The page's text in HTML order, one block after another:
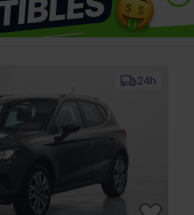
24h